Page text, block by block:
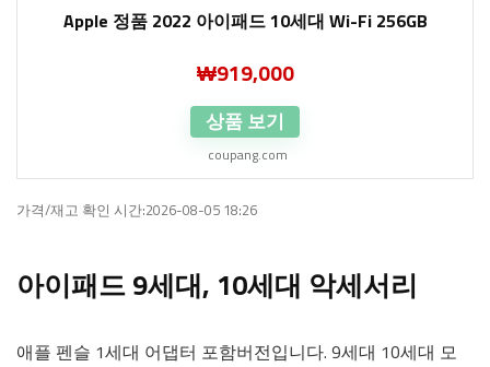
Apple 정품 2022 아이패드 10세대 Wi-Fi 256GB
₩919,000
상품 보기
coupang.com
가격/재고 확인 시간:2026-08-05 18:26
아이패드 9세대, 10세대 악세서리
애플 펜슬 1세대 어댑터 포함버전입니다. 9세대 10세대 모